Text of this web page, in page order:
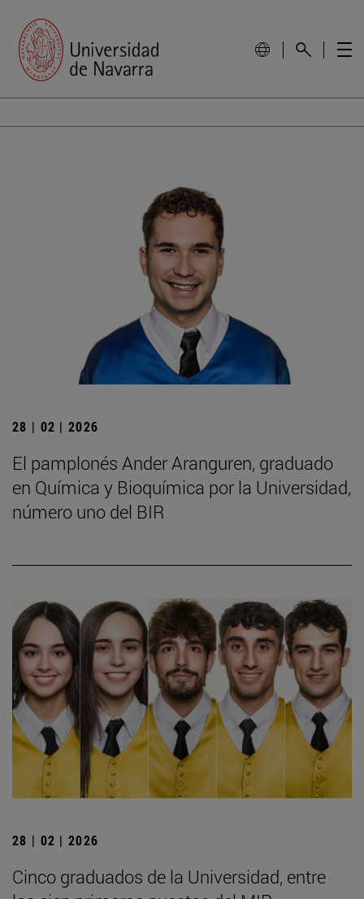
28 | 02 | 2026
El pamplonés Ander Aranguren, graduado
en Química y Bioquímica por la Universidad,
número uno del BIR
28 | 02 | 2026
Cinco graduados de la Universidad, entre